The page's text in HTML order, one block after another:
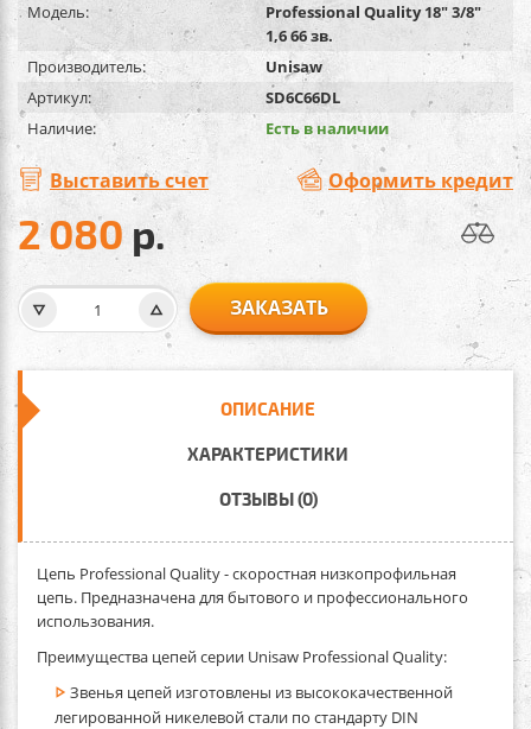
Модель:
Professional Quality 18" 3/8"
1,6 66 зв.
Производитель:
Unisaw
Артикул:
SD6C66DL
Наличие:
Есть в наличии
Выставить счет Оформить кредит
2 080 р.
ЗАКАЗАТЬ
ОПИСАНИЕ
ХАРАКТЕРИСТИКИ
ОТЗЫВЫ (0)
Цепь Professional Quality - скоростная низкопрофильная
цепь. Предназначена для бытового и профессионального
использования.
Преимущества цепей серии Unisaw Professional Quality:
Звенья цепей изготовлены из высококачественной
легированной никелевой стали по стандарту DIN